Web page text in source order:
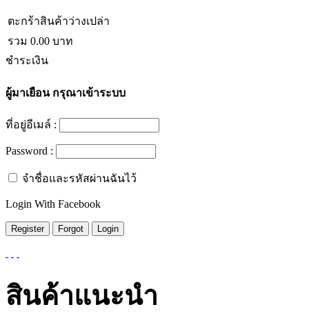
ตะกร้าสินค้าว่างเปล่า
รวม 0.00 บาท
ชำระเงิน
ผู้มาเยือนกรุณาเข้าระบบ
ที่อยู่อีเมล์ :
Password :
จำชื่อและรหัสผ่านฉันไว้
Login With Facebook
สินค้าแนะนำ